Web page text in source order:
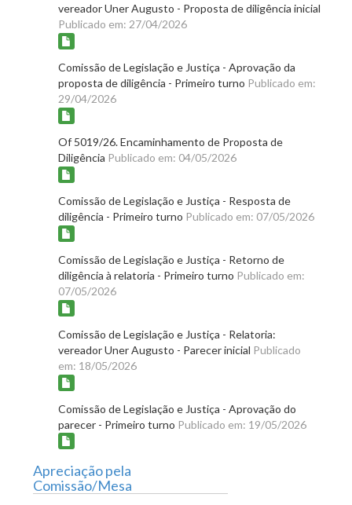
vereador Uner Augusto - Proposta de diligência inicial
Publicado em: 27/04/2026
Comissão de Legislação e Justiça - Aprovação da
proposta de diligência - Primeiro turno Publicado em:
29/04/2026
Of 5019/26. Encaminhamento de Proposta de
Diligência Publicado em: 04/05/2026
Comissão de Legislação e Justiça - Resposta de
diligência - Primeiro turno Publicado em: 07/05/2026
Comissão de Legislação e Justiça - Retorno de
diligência à relatoria - Primeiro turno Publicado em:
07/05/2026
Comissão de Legislação e Justiça - Relatoria:
vereador Uner Augusto - Parecer inicial Publicado
em: 18/05/2026
Comissão de Legislação e Justiça - Aprovação do
parecer - Primeiro turno Publicado em: 19/05/2026
Apreciação pela
Comissão/Mesa